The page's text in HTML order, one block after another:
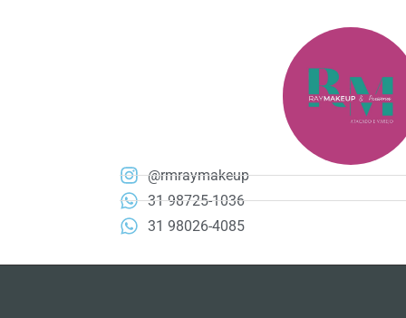
@rmraymakeup
31 98725-1036
31 98026-4085